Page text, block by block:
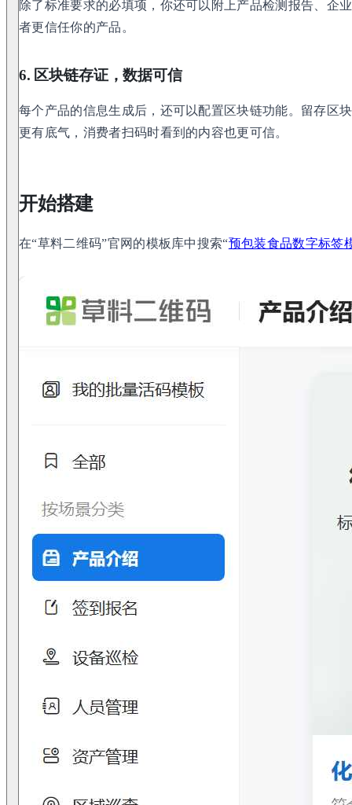
除了标准要求的必填项，你还可以附上产品检测报告、企
者更信任你的产品。
6. 区块链存证，数据可信
每个产品的信息生成后，还可以配置区块链功能。留存区
更有底气，消费者扫码时看到的内容也更可信。
开始搭建
在“草料二维码”官网的模板库中搜索“预包装食品数字标签